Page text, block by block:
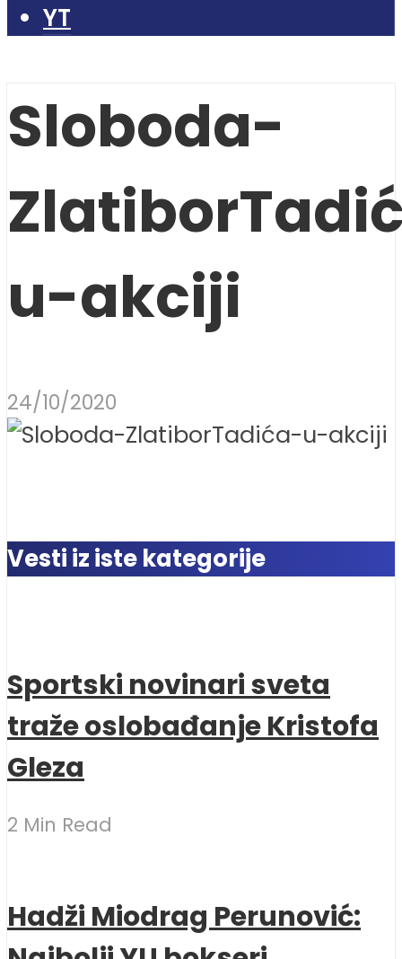
YT
Sloboda-
u-akciji
24/10/2020
Vesti iz iste kategorije
Sportski novinari sveta
traže oslobađanje Kristofa
Gleza
2 Min Read
Hadži Miodrag Perunović: